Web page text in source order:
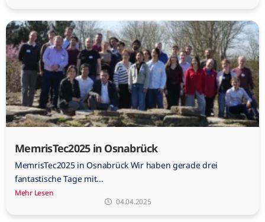
MemrisTec2025 in Osnabrück
MemrisTec2025 in Osnabrück Wir haben gerade drei
fantastische Tage mit...
Mehr Lesen
04.04.2025